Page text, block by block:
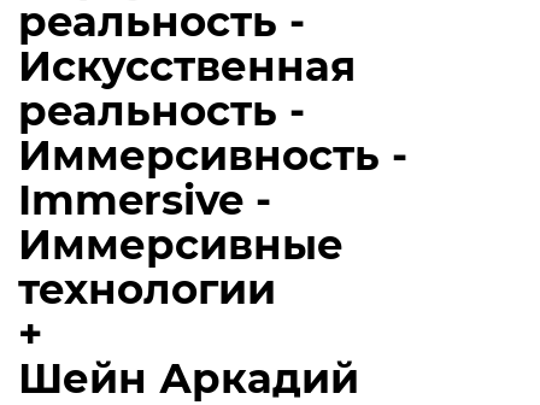
реальность -
Искусственная
реальность -
Иммерсивность -
Immersive -
Иммерсивные
технологии
+
Шейн Аркадий